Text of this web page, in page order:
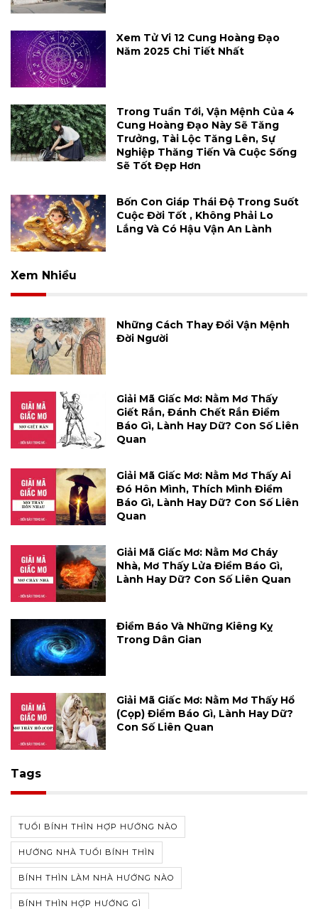
Xem Tử Vi 12 Cung Hoàng Đạo
Năm 2025 Chi Tiết Nhất
Trong Tuần Tới, Vận Mệnh Của 4
Cung Hoàng Đạo Này Sẽ Tăng
Trưởng, Tài Lộc Tăng Lên, Sự
Nghiệp Thăng Tiến Và Cuộc Sống
Sẽ Tốt Đẹp Hơn
Bốn Con Giáp Thái Độ Trong Suốt
Cuộc Đời Tốt , Không Phải Lo
Lắng Và Có Hậu Vận An Lành
Xem Nhiều
Những Cách Thay Đổi Vận Mệnh
Đời Người
Giải Mã Giấc Mơ: Nằm Mơ Thấy
Giết Rắn, Đánh Chết Rắn Điềm
Báo Gì, Lành Hay Dữ? Con Số Liên
Quan
Giải Mã Giấc Mơ: Nằm Mơ Thấy Ai
Đó Hôn Mình, Thích Mình Điềm
Báo Gì, Lành Hay Dữ? Con Số Liên
Quan
Giải Mã Giấc Mơ: Nằm Mơ Cháy
Nhà, Mơ Thấy Lửa Điềm Báo Gì,
Lành Hay Dữ? Con Số Liên Quan
Điềm Báo Và Những Kiêng Kỵ
Trong Dân Gian
Giải Mã Giấc Mơ: Nằm Mơ Thấy Hổ
(cọp) Điềm Báo Gì, Lành Hay Dữ?
Con Số Liên Quan
Tags
TUỔI BÍNH THÌN HỢP HƯỚNG NÀO
HƯỚNG NHÀ TUỔI BÍNH THÌN
BÍNH THÌN LÀM NHÀ HƯỚNG NÀO
BÍNH THÌN HỢP HƯỚNG GÌ